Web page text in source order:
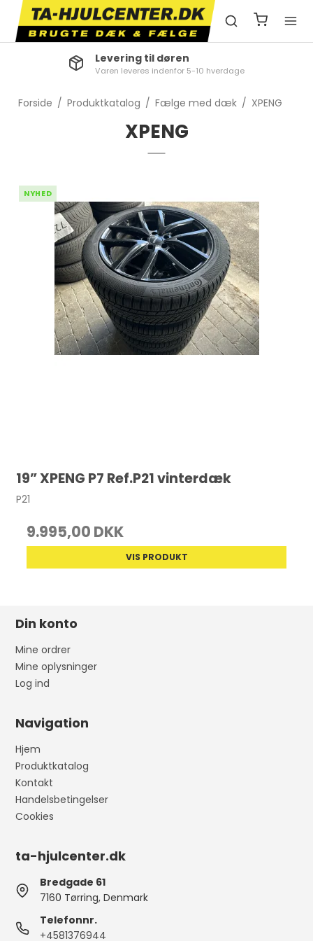
Levering til døren
Varen leveres indenfor 5-10 hverdage
Forside / Produktkatalog / Fælge med dæk / XPENG
XPENG
NYHED
19” XPENG P7 Ref.P21 vinterdæk
P21
9.995,00 DKK
VIS PRODUKT
Din konto
Mine ordrer
Mine oplysninger
Log ind
Navigation
Hjem
Produktkatalog
Kontakt
Handelsbetingelser
Cookies
ta-hjulcenter.dk
Bredgade 61
7160 Tørring, Denmark
Telefonnr.
+4581376944